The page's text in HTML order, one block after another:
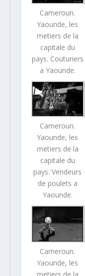
Cameroun.
Yaounde, les
metiers de la
capitale du
pays. Couturiers
a Yaounde.
Cameroun.
Yaounde, les
metiers de la
capitale du
pays. Vendeurs
de poulets a
Yaounde.
Cameroun.
Yaounde, les